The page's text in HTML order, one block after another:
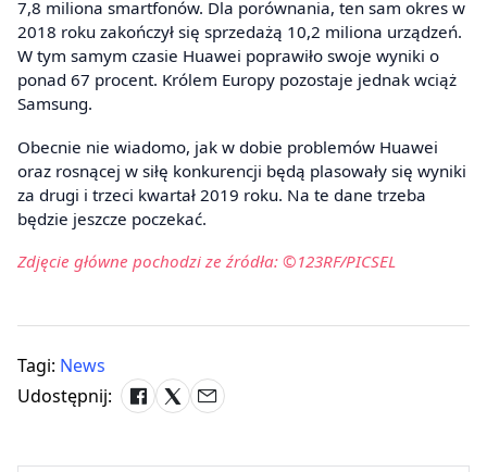
7,8 miliona smartfonów. Dla porównania, ten sam okres w
2018 roku zakończył się sprzedażą 10,2 miliona urządzeń.
W tym samym czasie Huawei poprawiło swoje wyniki o
ponad 67 procent. Królem Europy pozostaje jednak wciąż
Samsung.
Obecnie nie wiadomo, jak w dobie problemów Huawei
oraz rosnącej w siłę konkurencji będą plasowały się wyniki
za drugi i trzeci kwartał 2019 roku. Na te dane trzeba
będzie jeszcze poczekać.
Zdjęcie główne pochodzi ze źródła: ©123RF/PICSEL
Tagi: News
Udostępnij: